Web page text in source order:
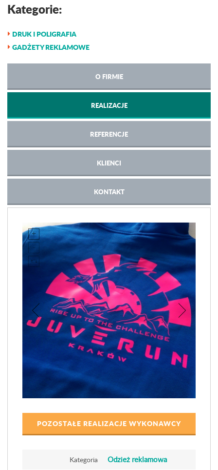
Kategorie:
DRUK I POLIGRAFIA
GADŻETY REKLAMOWE
O FIRMIE
REALIZACJE
REFERENCJE
KLIENCI
KONTAKT
POZOSTAŁE REALIZACJE WYKONAWCY
Kategoria Odzież reklamowa